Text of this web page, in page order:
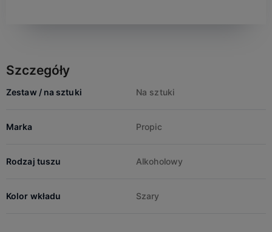
Szczegóły
Zestaw / na sztuki Na sztuki
Marka Propic
Rodzaj tuszu Alkoholowy
Kolor wkładu Szary